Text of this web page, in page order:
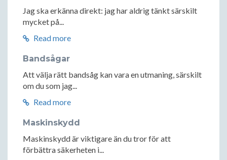
Jag ska erkänna direkt: jag har aldrig tänkt särskilt
mycket på...
Read more
Bandsågar
Att välja rätt bandsåg kan vara en utmaning, särskilt
om du som jag...
Read more
Maskinskydd
Maskinskydd är viktigare än du tror för att
förbättra säkerheten i...